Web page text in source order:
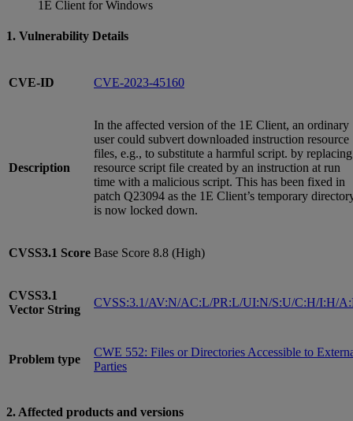
1E Client for Windows
1. Vulnerability Details
CVE-ID CVE-2023-45160
Description
In the affected version of the 1E Client, an ordinary
user could subvert downloaded instruction resource
files, e.g., to substitute a harmful script. by
resource script file created by an instruction at run
time with a malicious script. This has been fixed in
patch Q23094 as the 1E Client’s temporary
is now locked down.
CVSS3.1 Score Base Score 8.8 (High)
CVSS3.1
Vector String
CVSS:3.1/AV:N/AC:L/PR:L/UI:N/S:U/C:H/I:H/
Problem type
CWE 552: Files or Directories Accessible to
Parties
2. Affected products and versions